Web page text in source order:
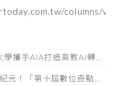
columns/
AI衝擊高教！國立臺北大學攜手AIA打造高教AI轉型示範模式
邁向 AI 創新整合應用新紀元！「第十屆數位奇點獎」8/5起全面開放徵件